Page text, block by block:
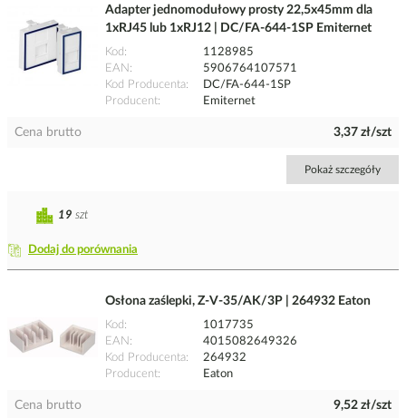
Adapter jednomodułowy prosty 22,5x45mm dla
1xRJ45 lub 1xRJ12 | DC/FA-644-1SP Emiternet
Kod
1128985
EAN
5906764107571
Kod Producenta
DC/FA-644-1SP
Producent
Emiternet
Cena brutto 3,37 zł/szt
Pokaż szczegóły
Dodaj do porównania
19 szt
Osłona zaślepki, Z-V-35/AK/3P | 264932 Eaton
Kod
1017735
EAN
4015082649326
Kod Producenta
264932
Producent
Eaton
Cena brutto 9,52 zł/szt